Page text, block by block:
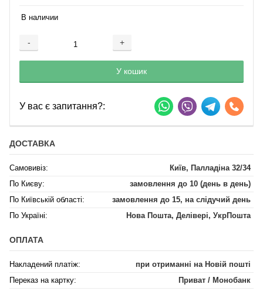
В наличии
- +
Добавляется...
У кошик
Добавлен
У вас є запитання?:
ДОСТАВКА
Самовивіз:
Київ, Палладіна 32/34
По Києву:
замовлення до 10 (день в день)
По Київській області:
замовлення до 15, на слідучий день
По Україні:
Нова Пошта, Делівері, УкрПошта
ОПЛАТА
Накладений платіж:
при отриманні на Новій пошті
Переказ на картку:
Приват / Монобанк